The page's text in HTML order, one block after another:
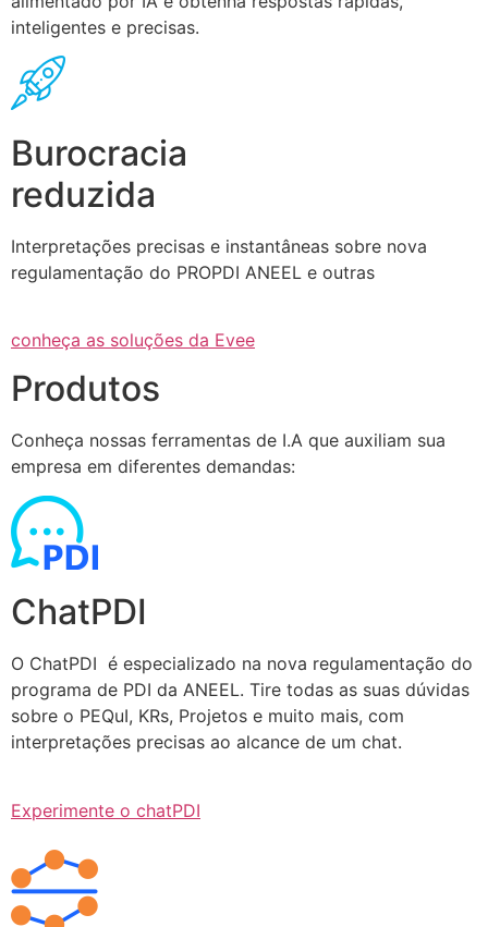
inteligentes e precisas.
Burocracia
reduzida
Interpretações precisas e instantâneas sobre nova
regulamentação do PROPDI ANEEL e outras
conheça as soluções da Evee
Produtos
Conheça nossas ferramentas de I.A que auxiliam sua
empresa em diferentes demandas:
ChatPDI
O ChatPDI é especializado na nova regulamentação do
programa de PDI da ANEEL. Tire todas as suas dúvidas
sobre o PEQuI, KRs, Projetos e muito mais, com
interpretações precisas ao alcance de um chat.
Experimente o chatPDI